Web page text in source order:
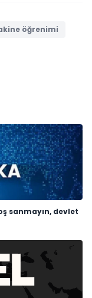
öğrenimi
sanmayın, devlet